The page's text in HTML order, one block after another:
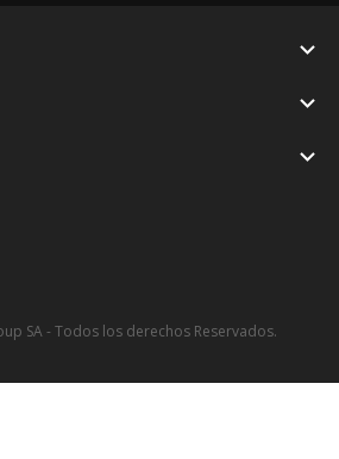



SA - Todos los derechos Reservados.